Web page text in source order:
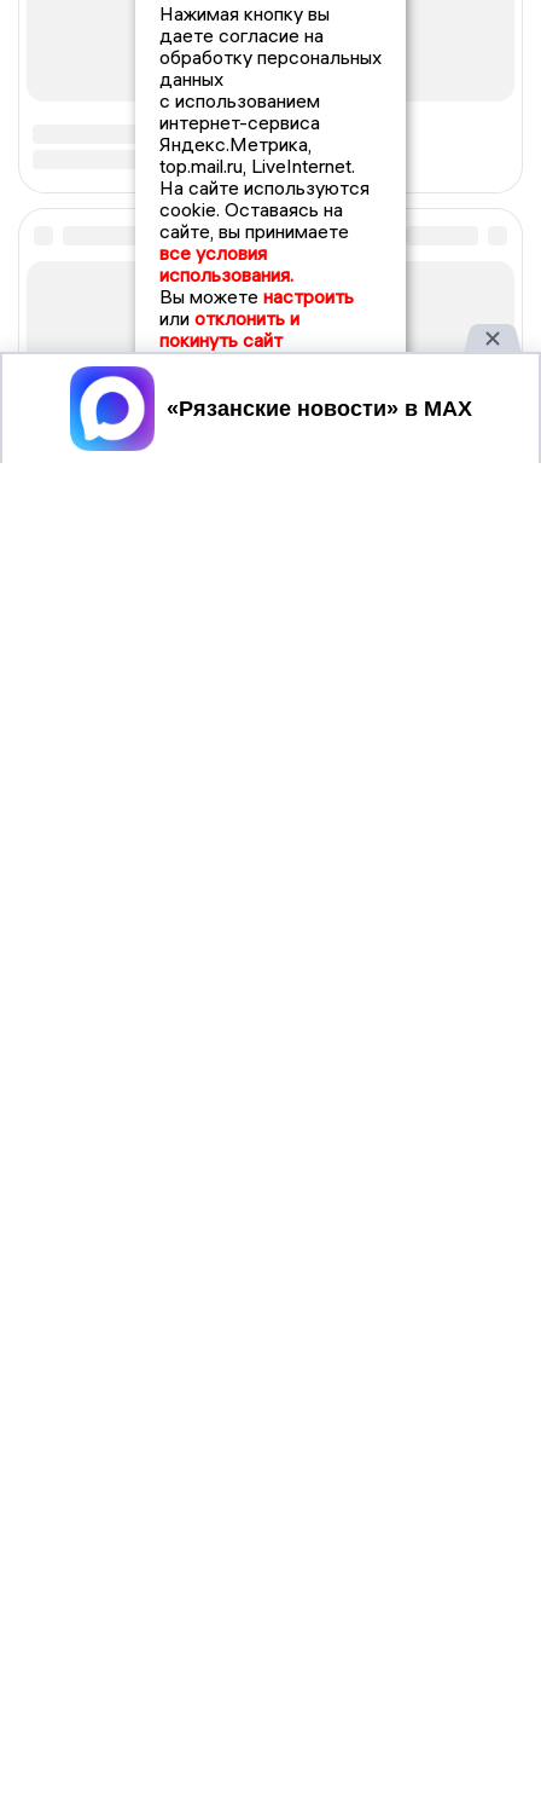
Нажимая кнопку вы
даете согласие на
обработку персональных
данных
с использованием
интернет-сервиса
Яндекс.Метрика,
top.mail.ru, LiveInternet.
На сайте используются
cookie. Оставаясь на
сайте, вы принимаете
все условия
использования.
Вы можете настроить
или отклонить и
покинуть сайт
Принять